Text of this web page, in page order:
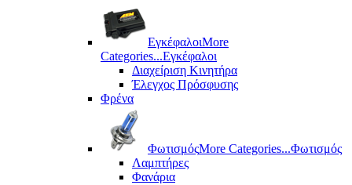
ΕγκέφαλοιMore
Categories...Εγκέφαλοι
Διαχείριση Κινητήρα
Έλεγχος Πρόσφυσης
Φρένα
ΦωτισμόςMore Categories...Φωτισμός
Λαμπτήρες
Φανάρια